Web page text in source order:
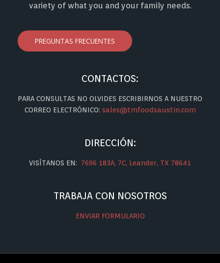
variety of what you and your family needs.
PREGUNTAS FRECUENTES
CONTACTOS:
PARA CONSULTAS NO OLVIDES ESCRIBIRNOS A NUESTRO
CORREO ELECTRÓNICO: sales@tmfoodsaustin.com
DIRECCIÓN:
VISÍTANOS EN: 7696 183A, 7C, Leander, TX 78641
TRABAJA CON NOSOTROS
ENVIAR FORMULARIO